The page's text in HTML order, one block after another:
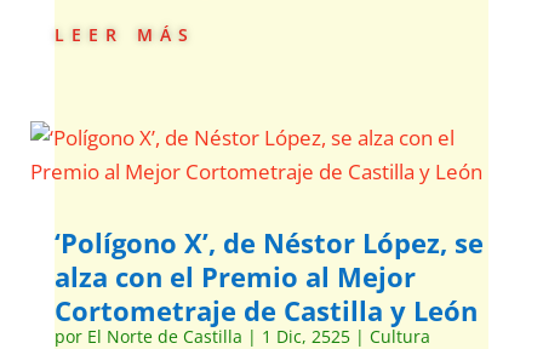
leer más
‘Polígono X’, de Néstor López, se
alza con el Premio al Mejor
Cortometraje de Castilla y León
por El Norte de Castilla | 1 Dic, 2525| Cultura